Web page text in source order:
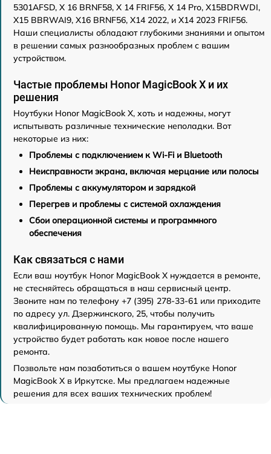
5301AFSD, X 16 BRNF58, X 14 FRIF56, X 14 Pro, X15BDRWDI,
X15 BBRWAI9, X16 BRNF56, X14 2022, и X14 2023 FRIF56.
Наши специалисты обладают глубокими знаниями и опытом
в решении самых разнообразных проблем с вашим
устройством.
Частые проблемы Honor MagicBook X и их
решения
Ноутбуки Honor MagicBook X, хоть и надежны, могут
испытывать различные технические неполадки. Вот
некоторые из них:
Проблемы с подключением к Wi-Fi и Bluetooth
Неисправности экрана, включая мерцание или полосы
Проблемы с аккумулятором и зарядкой
Перегрев и проблемы с системой охлаждения
Сбои операционной системы и программного
обеспечения
Как связаться с нами
Если ваш ноутбук Honor MagicBook X нуждается в ремонте,
не стесняйтесь обращаться в наш сервисный центр.
Звоните нам по телефону +7 (395) 278-33-61 или приходите
по адресу ул. Дзержинского, 25, чтобы получить
квалифицированную помощь. Мы гарантируем, что ваше
устройство будет работать как новое после нашего
ремонта.
Позвольте нам позаботиться о вашем ноутбуке Honor
MagicBook X в Иркутске. Мы предлагаем надежные
решения для всех ваших технических проблем!